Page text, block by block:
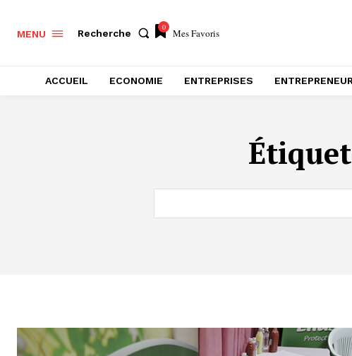
MENU Recherche
0 Mes Favoris
ACCUEIL ECONOMIE ENTREPRISES ENTREPRENEUR